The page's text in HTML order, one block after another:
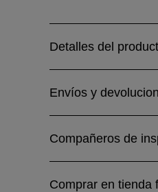
Detalles del
Envíos y
Compañeros de
Comprar en tienda